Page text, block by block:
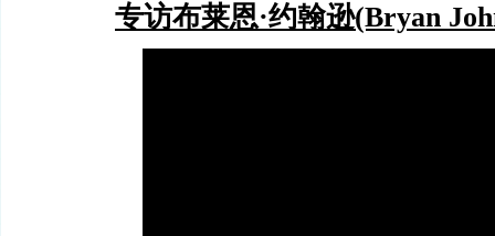
专访布莱恩·约翰逊(Bryan